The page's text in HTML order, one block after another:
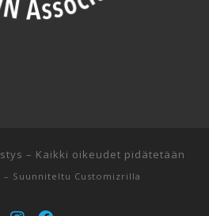
– Kaikki oikeudet pidätetään
– Suunniteltu Customizrilla